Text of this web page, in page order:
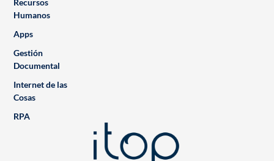
Recursos
Humanos
Apps
Gestión
Documental
Internet de las
Cosas
RPA